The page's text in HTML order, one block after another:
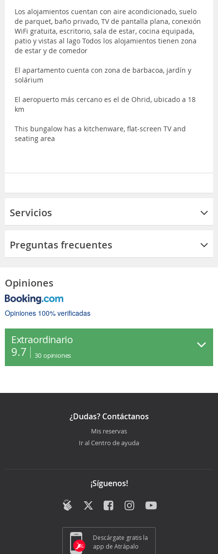
Los alojamientos cuentan con aire acondicionado, suelo
de parquet, baño privado, TV de pantalla plana, conexión
WiFi gratuita, escritorio, sala de estar, cocina equipada,
patio y vistas al lago Todos los alojamientos tienen zona
de estar y de comedor
El apartamento cuenta con zona de barbacoa, jardín y
solárium
El aeropuerto más cercano es el de Ohrid, ubicado a 18
km
This bungalow has a kitchenware, flat-screen TV and
seating area
Servicios
Preguntas frecuentes
Opiniones
Opiniones 100% verificadas
Extraordinario
9.7 30 opiniones
¿Dudas? Contáctanos
Mis reservas
Ir al Centro de ayuda
¡Síguenos!
Descárgate gratis la
app de Atrápalo